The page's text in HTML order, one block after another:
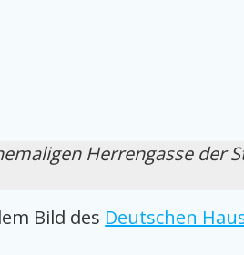
Herrengasse der
Bild des Deutschen